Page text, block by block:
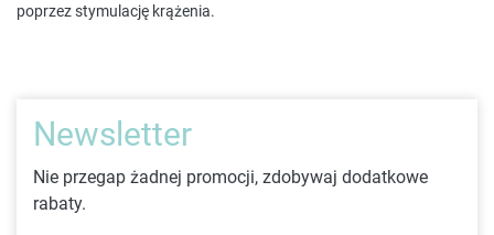
poprzez stymulację krążenia.
Newsletter
Nie przegap żadnej promocji, zdobywaj dodatkowe
rabaty.